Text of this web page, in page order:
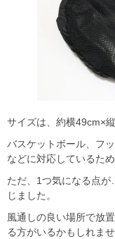
サイズは、約横49cm×
バスケットボール、フ
などに対応しているた
ただ、1つ気になる点
じました。
風通しの良い場所で放
る方がいるかもしれませ